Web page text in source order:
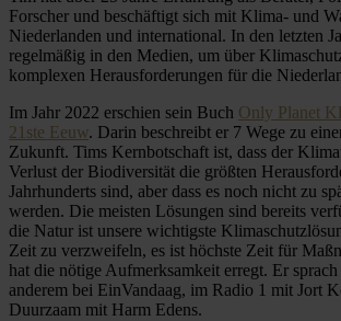
Forscher und beschäftigt sich mit Klima- und
Niederlanden und international. In den letzten
regelmäßig in den Medien, um über
komplexen Herausforderungen für die
Im Jahr 2022 erschien sein Buch Only Planet
21ste Eeuw. Darin beschreibt er 7 Wege zu
Zukunft. Tims Kernbotschaft ist, dass der
Verlust der Biodiversität die größten
Jahrhunderts sind, aber dass es noch nicht zu
werden. Die meisten Lösungen sind bereits
die Natur ist unsere wichtigste
Zeit zu verzweifeln, es ist höchste Zeit für
hat die nötige Aufmerksamkeit erregt. Er
anderem bei EinVandaag, im Radio 1 mit Jort
Duurzaam mit Harm Edens.